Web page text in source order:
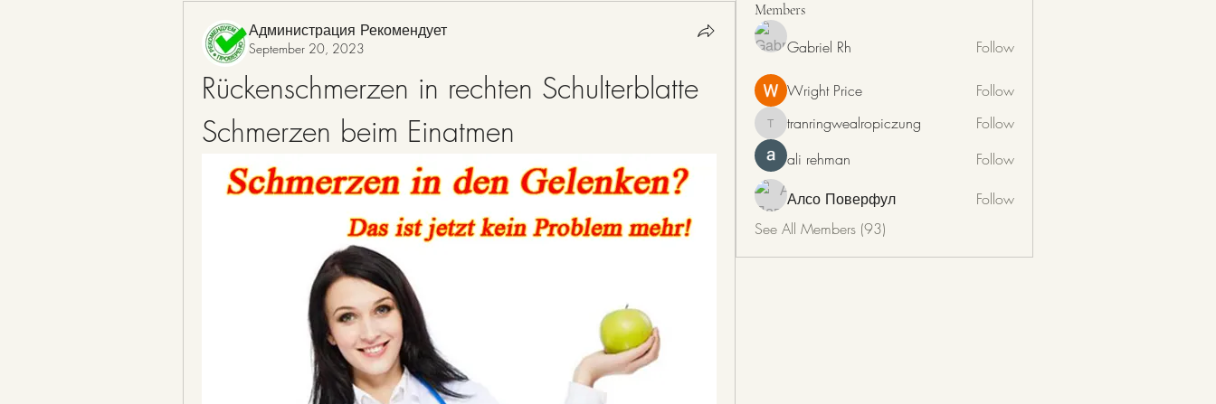
Администрация Рекомендует
September 20, 2023
Rückenschmerzen in rechten Schulterblatte
Schmerzen beim Einatmen
Members
Gabriel Rh Follow
Wright Price Follow
tranringwealropiczung
tranringwealropiczung
Follow
ali rehman
Follow
Алсо Поверфул
Follow
See All Members (93)